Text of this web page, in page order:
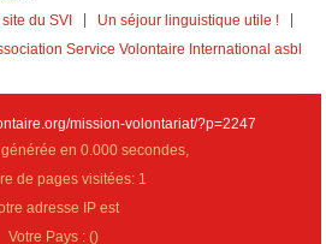
du SVI
Un séjour linguistique utile !
Service Volontaire International asbl
mission-volontariat/?p=2247
en 0.000 secondes,
de pages visitées: 1
adresse IP est
Votre Pays :()